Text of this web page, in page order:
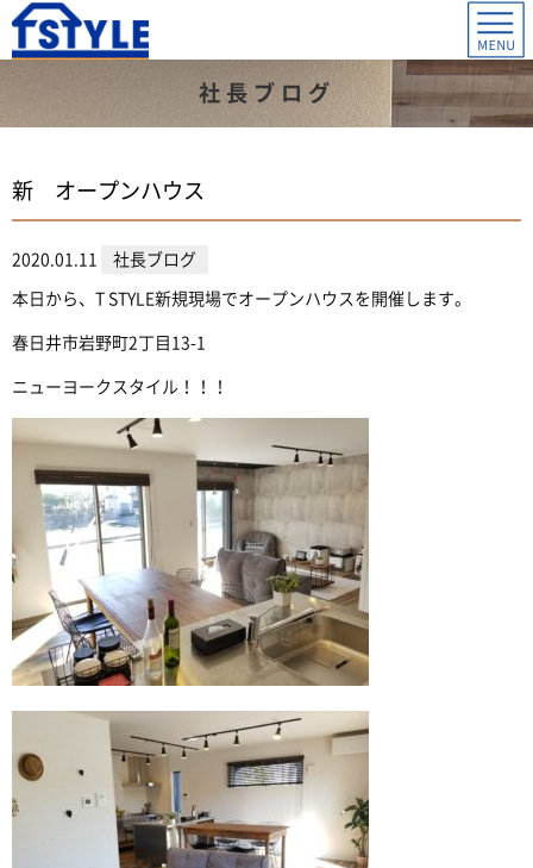
社長ブログ
新 オープンハウス
2020.01.11 社長ブログ
本日から、T STYLE新規現場でオープンハウスを開催します。
春日井市岩野町2丁目13-1
ニューヨークスタイル！！！